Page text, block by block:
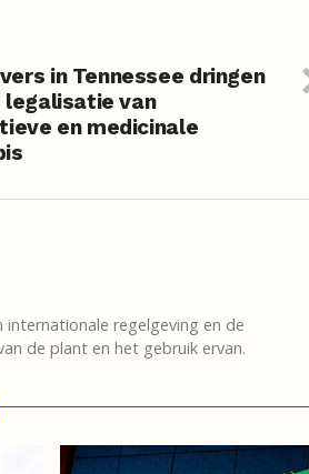
in Tennessee dringen
legalisatie van
en medicinale
regelgeving en de
de plant en het gebruik ervan.